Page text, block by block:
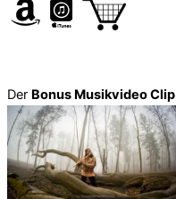
Der Bonus Musikvideo Clip